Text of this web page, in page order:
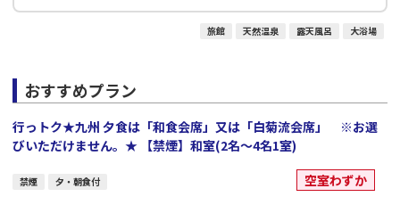
旅館 天然温泉 露天風呂 大浴場
おすすめプラン
行っトク★九州 夕食は「和食会席」又は「白菊流会席」 ※お選
びいただけません。★ 【禁煙】和室(2名～4名1室)
禁煙 夕・朝食付 空室わずか